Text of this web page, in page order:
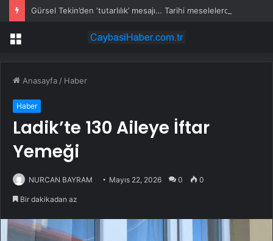
Menü
Anasayfa / Haber
Haber
Ladik’te 130 Aileye İftar
Yemeği
NURCAN BAYRAM Mayıs 22, 2026 0 0
Bir dakikadan az